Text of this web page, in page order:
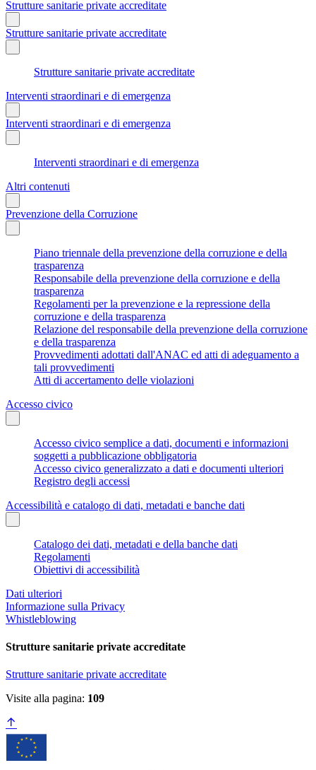
Strutture sanitarie private accreditate
Strutture sanitarie private accreditate
Strutture sanitarie private accreditate
Interventi straordinari e di emergenza
Interventi straordinari e di emergenza
Interventi straordinari e di emergenza
Altri contenuti
Prevenzione della Corruzione
Piano triennale della prevenzione della corruzione e della
trasparenza
Responsabile della prevenzione della corruzione e della
trasparenza
Regolamenti per la prevenzione e la repressione della
corruzione e della trasparenza
Relazione del responsabile della prevenzione della corruzione
e della trasparenza
Provvedimenti adottati dall'ANAC ed atti di adeguamento a
tali provvedimenti
Atti di accertamento delle violazioni
Accesso civico
Accesso civico semplice a dati, documenti e informazioni
soggetti a pubblicazione obbligatoria
Accesso civico generalizzato a dati e documenti ulteriori
Registro degli accessi
Accessibilità e catalogo di dati, metadati e banche dati
Catalogo dei dati, metadati e della banche dati
Regolamenti
Obiettivi di accessibilità
Dati ulteriori
Informazione sulla Privacy
Whistleblowing
Strutture sanitarie private accreditate
Strutture sanitarie private accreditate
Visite alla pagina: 109